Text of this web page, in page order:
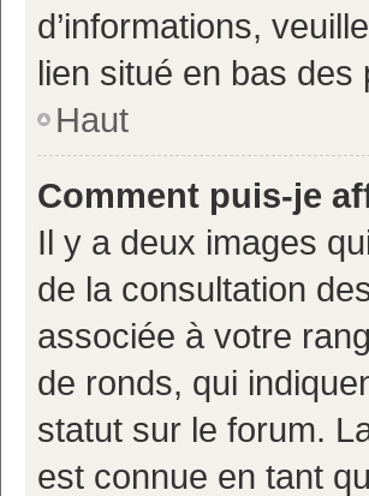
d’informations,
lien situé en bas des
Haut
Comment puis-je
Il y a deux images
de la consultation
associée à votre
de ronds, qui
statut sur le forum.
est connue en tant